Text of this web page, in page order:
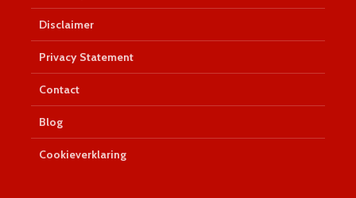
Disclaimer
Privacy Statement
Contact
Blog
Cookieverklaring